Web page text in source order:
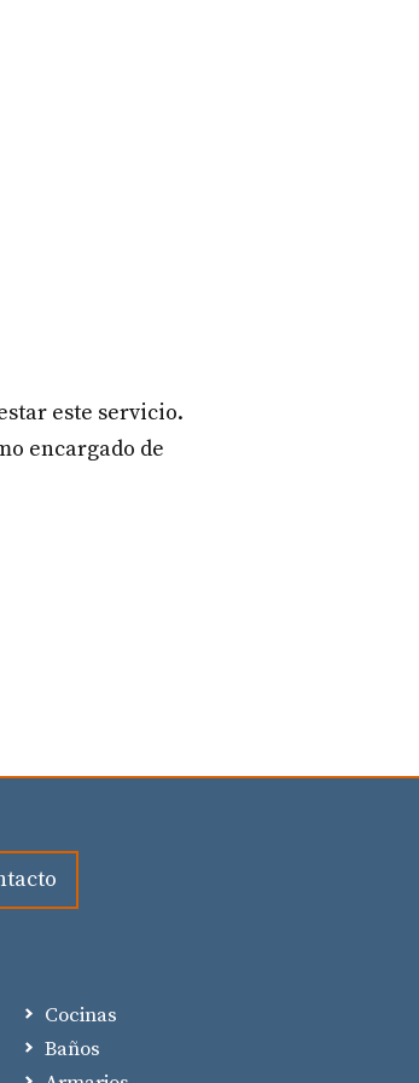
este servicio.
encargado de
Cocinas
Baños